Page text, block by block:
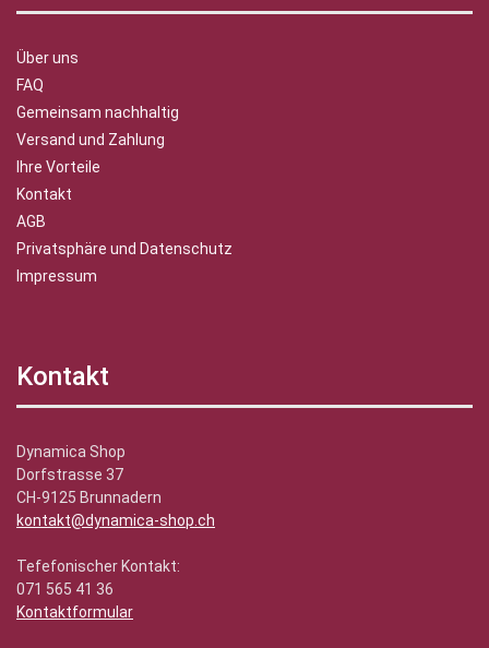
Über uns
FAQ
Gemeinsam nachhaltig
Versand und Zahlung
Ihre Vorteile
Kontakt
AGB
Privatsphäre und Datenschutz
Impressum
Kontakt
Dynamica Shop
Dorfstrasse 37
CH-9125 Brunnadern
kontakt@dynamica-shop.ch
Tefefonischer Kontakt:
071 565 41 36
Kontaktformular